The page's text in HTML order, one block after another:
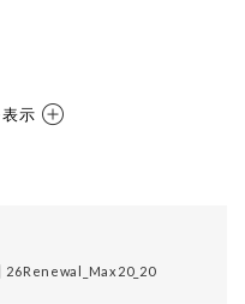
示
26Renewal_Max20_20